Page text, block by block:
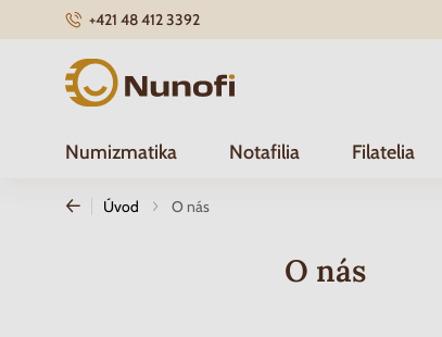
+421 48 412 3392
Nunofi.sk
Numizmatika Notafilia Filatelia
Úvod O nás
O nás